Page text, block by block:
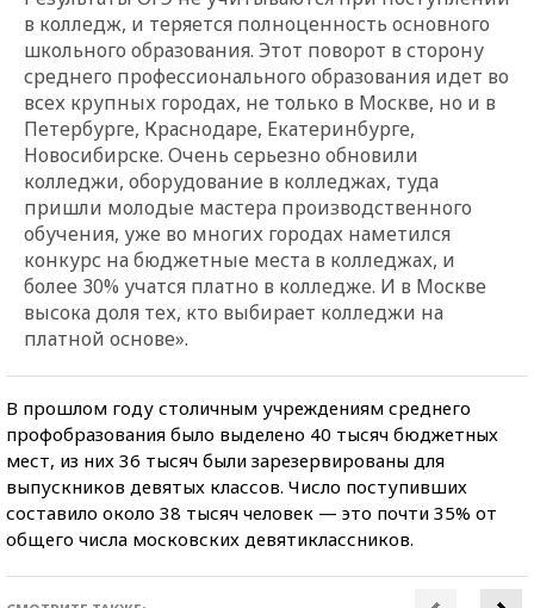
в колледж, и теряется полноценность основного
школьного образования. Этот поворот в сторону
среднего профессионального образования идет во
всех крупных городах, не только в Москве, но и в
Петербурге, Краснодаре, Екатеринбурге,
Новосибирске. Очень серьезно обновили
колледжи, оборудование в колледжах, туда
пришли молодые мастера производственного
обучения, уже во многих городах наметился
конкурс на бюджетные места в колледжах, и
более 30% учатся платно в колледже. И в Москве
высока доля тех, кто выбирает колледжи на
платной основе».
В прошлом году столичным учреждениям среднего
профобразования было выделено 40 тысяч бюджетных
мест, из них 36 тысяч были зарезервированы для
выпускников девятых классов. Число поступивших
составило около 38 тысяч человек — это почти 35% от
общего числа московских девятиклассников.